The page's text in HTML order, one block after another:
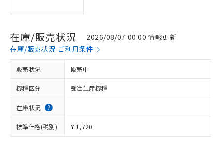
在庫/販売状況
2026/08/07 00:00 情報更新
在庫/販売状況 ご利用条件
販売状況 販売中
機種区分 受注生産機種
在庫状況
標準価格(税別) ¥ 1,720